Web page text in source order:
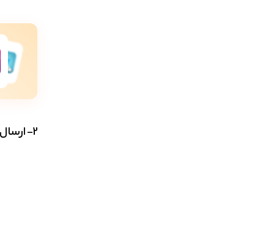
2- ارسال خودکار به شبکه های اجتماعی با افزونه Social Auto Poster